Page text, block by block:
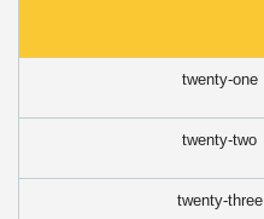
twenty-one
twenty-two
twenty-three